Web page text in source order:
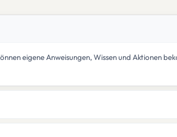
eigene Anweisungen, Wissen und Aktionen